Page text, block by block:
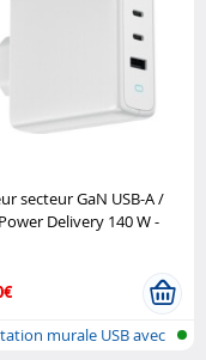
secteur GaN USB-A /
Delivery 140 W -
murale USB avec